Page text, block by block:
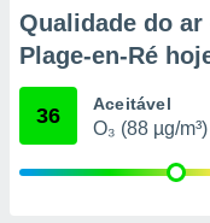
qual se
tal,
seu
ou opor-
na
Qualidade do ar
Plage-en-Ré
36 Aceitável
O₃ (88 µg/m³)